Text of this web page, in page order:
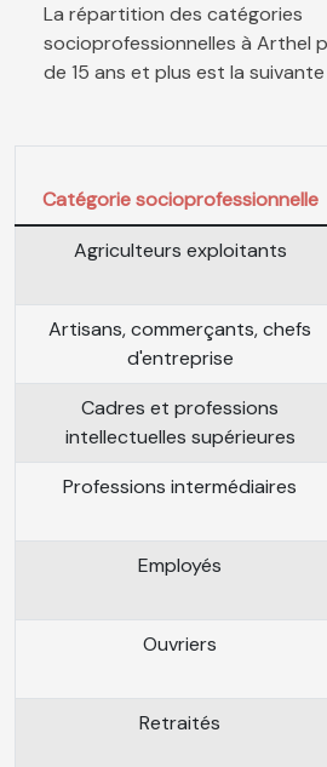
La répartition des catégories
socioprofessionnelles à Arthel
de 15 ans et plus est la suivante
Catégorie socioprofessionnelle
Agriculteurs exploitants
Artisans, commerçants, chefs
d'entreprise
Cadres et professions
intellectuelles supérieures
Professions intermédiaires
Employés
Ouvriers
Retraités